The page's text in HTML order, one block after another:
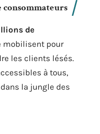
consommateurs
de
mobilisent pour
les clients lésés.
à tous,
la jungle des